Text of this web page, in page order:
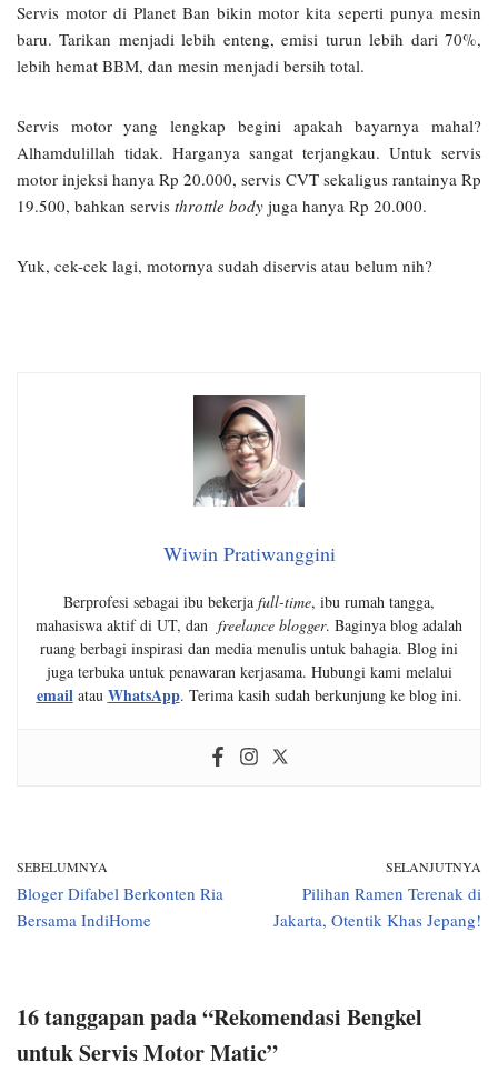
Servis motor di Planet Ban bikin motor kita seperti punya mesin
baru. Tarikan menjadi lebih enteng, emisi turun lebih dari 70%,
lebih hemat BBM, dan mesin menjadi bersih total.
Servis motor yang lengkap begini apakah bayarnya mahal?
Alhamdulillah tidak. Harganya sangat terjangkau. Untuk servis
motor injeksi hanya Rp 20.000, servis CVT sekaligus rantainya Rp
19.500, bahkan servis throttle body juga hanya Rp 20.000.
Yuk, cek-cek lagi, motornya sudah diservis atau belum nih?
Wiwin Pratiwanggini
Berprofesi sebagai ibu bekerja full-time, ibu rumah tangga,
mahasiswa aktif di UT, dan freelance blogger. Baginya blog adalah
ruang berbagi inspirasi dan media menulis untuk bahagia. Blog ini
juga terbuka untuk penawaran kerjasama. Hubungi kami melalui
emailatau WhatsApp. Terima kasih sudah berkunjung ke blog ini.
SEBELUMNYA
Bloger Difabel Berkonten Ria
Bersama IndiHome
SELANJUTNYA
Pilihan Ramen Terenak di
Jakarta, Otentik Khas Jepang!
16 tanggapan pada “Rekomendasi Bengkel
untuk Servis Motor Matic”